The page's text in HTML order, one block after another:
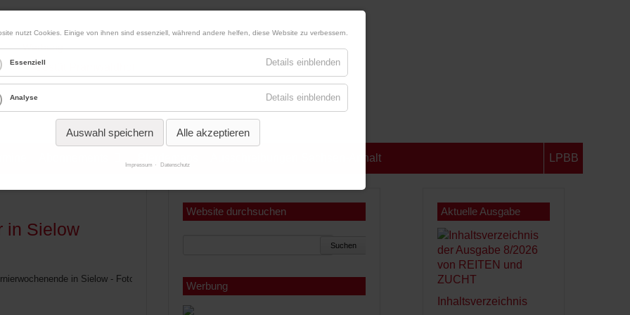
Werbung
Ausschreibungen Sachsen-Anhalt LPBB
in Sielow
in Sielow - Foto:
Website durchsuchen
Suchen
Werbung
Aktuelle Ausgabe
Inhaltsverzeichnis
nutzt Cookies. Einige von ihnen sind essenziell, während andere helfen, diese Website zu verbessern.
Essenziell Details einblenden
Analyse Details einblenden
Auswahl speichern Alle akzeptieren
Impressum Datenschutz